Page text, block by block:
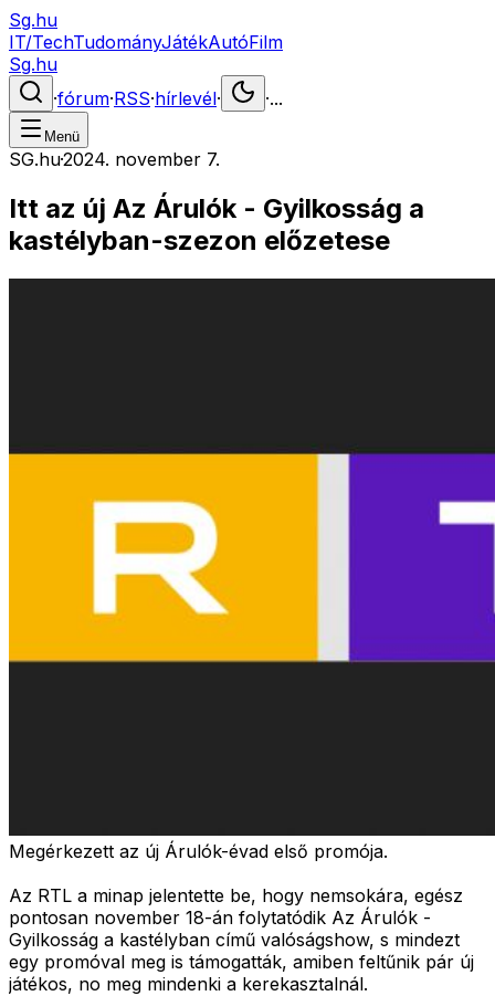
Sg.hu
IT/TechTudományJátékAutóFilm
Sg.hu
·fórum·RSS·hírlevél· ·...
Menü
SG.hu·2024. november 7.
Itt az új Az Árulók - Gyilkosság a
kastélyban-szezon előzetese
Megérkezett az új Árulók-évad első promója.
Az RTL a minap jelentette be, hogy nemsokára, egész
pontosan november 18-án folytatódik Az Árulók -
Gyilkosság a kastélyban című valóságshow, s mindezt
egy promóval meg is támogatták, amiben feltűnik pár új
játékos, no meg mindenki a kerekasztalnál.